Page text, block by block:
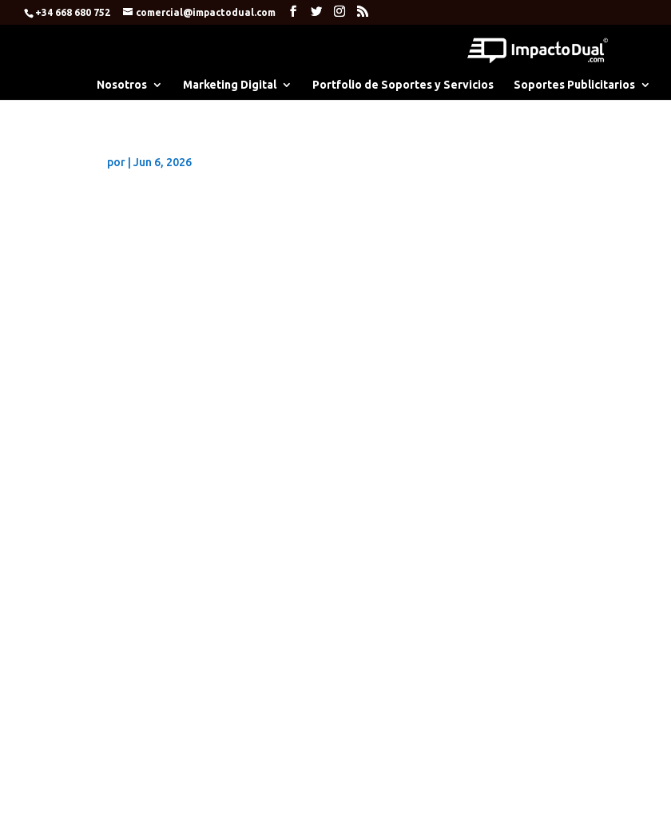
+34 668 680 752 comercial@impactodual.com
Nosotros Marketing Digital Portfolio de Soportes y Servicios Soportes Publicitarios
por |Jun 6, 2026